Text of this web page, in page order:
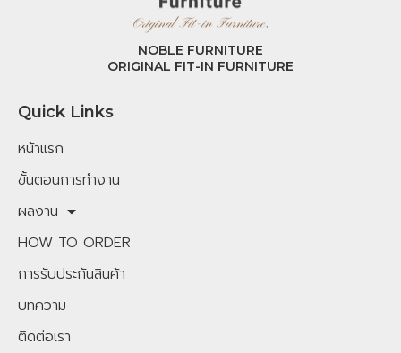
NOBLE FURNITURE
ORIGINAL FIT-IN FURNITURE
Quick Links
หน้าแรก
ขั้นตอนการทำงาน
ผลงาน
HOW TO ORDER
การรับประกันสินค้า
บทความ
ติดต่อเรา